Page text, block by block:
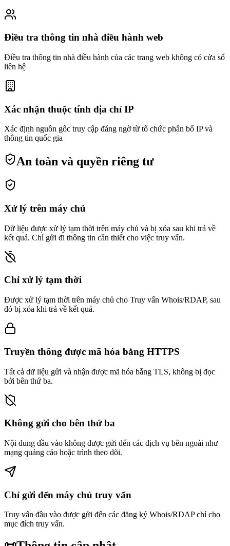
Điều tra thông tin nhà điều hành web
Điều tra thông tin nhà điều hành của các trang web không có cửa sổ
liên hệ
Xác nhận thuộc tính địa chỉ IP
Xác định nguồn gốc truy cập đáng ngờ từ tổ chức phân bổ IP và
thông tin quốc gia
An toàn và quyền riêng tư
Xử lý trên máy chủ
Dữ liệu được xử lý tạm thời trên máy chủ và bị xóa sau khi trả về
kết quả. Chỉ gửi đi thông tin cần thiết cho việc truy vấn.
Chỉ xử lý tạm thời
Được xử lý tạm thời trên máy chủ cho Truy vấn Whois/RDAP, sau
đó bị xóa khi trả về kết quả.
Truyền thông được mã hóa bằng HTTPS
Tất cả dữ liệu gửi và nhận được mã hóa bằng TLS, không bị đọc
bởi bên thứ ba.
Không gửi cho bên thứ ba
Nội dung đầu vào không được gửi đến các dịch vụ bên ngoài như
mạng quảng cáo hoặc trình theo dõi.
Chỉ gửi đến máy chủ truy vấn
Truy vấn đầu vào được gửi đến các đăng ký Whois/RDAP chỉ cho
mục đích truy vấn.